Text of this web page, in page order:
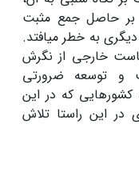
بر حاصل جمع مثبت
به خطر می‏افتد.
خارجی از نگرش
و توسعه ضرورتی
کشورهایی که در این
در این راستا تلاش